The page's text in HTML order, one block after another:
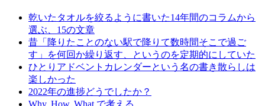
乾いたタオルを絞るように書いた14年間のコラムから
選ぶ、15の文章
昔「降りたことのない駅で降りて数時間そこで過ご
す」を何回か繰り返す、というのを定期的にしていた
ひとりアドベントカレンダーという名の書き散らしは
楽しかった
2022年の進捗どうでしたか？
Why, How, What で考える